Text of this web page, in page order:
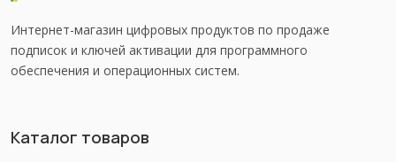
Интернет-магазин цифровых продуктов по продаже
подписок и ключей активации для программного
обеспечения и операционных систем.
Каталог товаров